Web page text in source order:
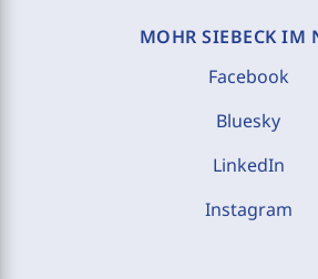
MOHR SIEBECK IM
Facebook
Bluesky
LinkedIn
Instagram